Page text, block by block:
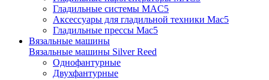
Гладильные системы MAC5
Аксессуары для гладильной техники Mac5
Гладильные прессы Mac5
Вязальные машины
Вязальные машины Silver Reed
Однофантурные
Двухфантурные